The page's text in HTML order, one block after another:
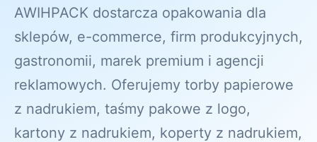
AWIHPACK dostarcza opakowania dla
sklepów, e-commerce, firm produkcyjnych,
gastronomii, marek premium i agencji
reklamowych. Oferujemy torby papierowe
z nadrukiem, taśmy pakowe z logo,
kartony z nadrukiem, koperty z nadrukiem,